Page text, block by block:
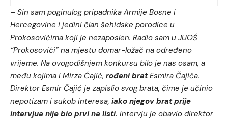
– Sin sam poginulog pripadnika Armije Bosne i
Hercegovine i jedini član šehidske porodice u
Prokosovićima koji je nezaposlen. Radio sam u JUOŠ
“Prokosovići” na mjestu domar-ložač na određeno
vrijeme. Na ovogodišnjem konkursu bilo je nas osam, a
među kojima i Mirza Čajić, rođeni bratEsmira Čajića.
Direktor Esmir Čajić je zapislio svog brata, čime je učinio
nepotizam i sukob interesa, iako njegov brat prije
intervjua nije bio prvi na listi. Intervju je obavio direktor